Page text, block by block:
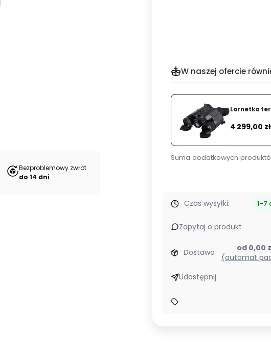
Bezproblemowy zwrot
do 14 dni
RGB
Nanlite
150C
W naszej ofercie
Lornetka
Cena
4 299,00 zł
Suma dodatkowych
Czas wysyłki: 1-7
Zapytaj o produkt
Dostawa od 0,00
(automat
Udostępnij